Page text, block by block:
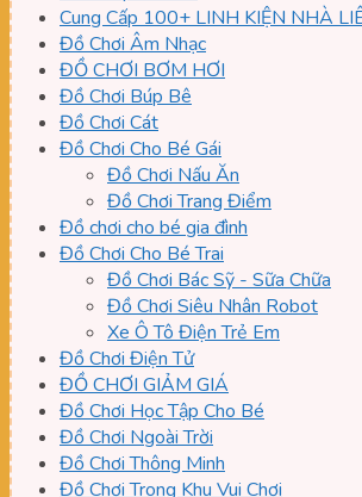
Cung Cấp 100+ LINH KIỆN NHÀ
Đồ Chơi Âm Nhạc
ĐỒ CHƠI BƠM HƠI
Đồ Chơi Búp Bê
Đồ Chơi Cát
Đồ Chơi Cho Bé Gái
Đồ Chơi Nấu Ăn
Đồ Chơi Trang Điểm
Đồ chơi cho bé gia đình
Đồ Chơi Cho Bé Trai
Đồ Chơi Bác Sỹ - Sữa Chữa
Đồ Chơi Siêu Nhân Robot
Xe Ô Tô Điện Trẻ Em
Đồ Chơi Điện Tử
ĐỒ CHƠI GIẢM GIÁ
Đồ Chơi Học Tập Cho Bé
Đồ Chơi Ngoài Trời
Đồ Chơi Thông Minh
Đồ Chơi Trong Khu Vui Chơi